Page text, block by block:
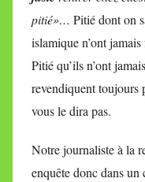
pitié»… Pitié dont on
islamique n’ont
Pitié qu’ils n’ont
revendiquent toujours
vous le dira pas.
Notre journaliste à la
enquête donc dans un